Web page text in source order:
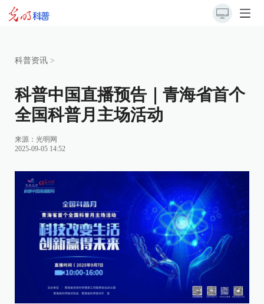
科普资讯 >
科普中国直播预告｜青海省首个
全国科普月主场活动
来源： 光明网
2025-09-05 14:52